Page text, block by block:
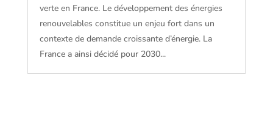
verte en France. Le développement des énergies
renouvelables constitue un enjeu fort dans un
contexte de demande croissante d’énergie. La
France a ainsi décidé pour 2030...